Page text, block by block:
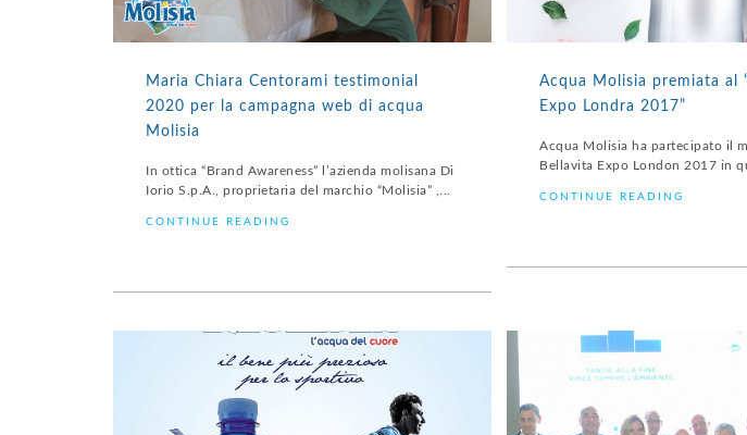
Maria Chiara Centorami testimonial
2020 per la campagna web di acqua
Molisia
In ottica “Brand Awareness” l’azienda molisana Di
Iorio S.p.A., proprietaria del marchio “Molisia” ,...
CONTINUE READING
Acqua Molisia premiata al
Expo Londra 2017”
Acqua Molisia ha partecipato il
Bellavita Expo London 2017 in
CONTINUE READING